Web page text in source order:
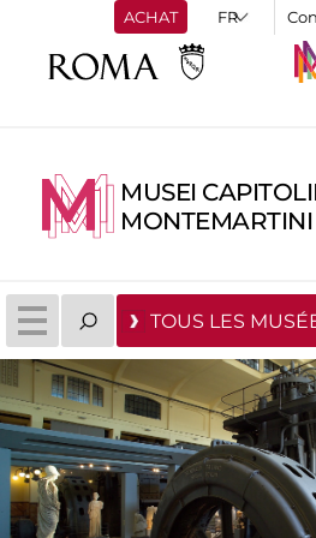
ACHAT
MUSEI
MONTEMARTINI
TOUS LES